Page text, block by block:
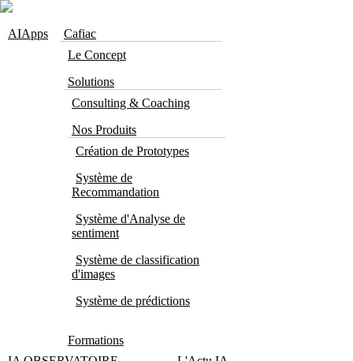
Skip to navigation
Aller au contenu principal
AIApps
Cafiac
Le Concept
Solutions
Consulting & Coaching
Nos Produits
Création de Prototypes
Système de
Recommandation
Système d'Analyse de
sentiment
Système de classification
d'images
Système de prédictions
Formations